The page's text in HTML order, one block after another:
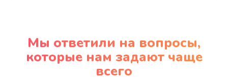
Заказать
Профилактическая чистка
Мы ответили на вопросы,
которые нам задают чаще
всего